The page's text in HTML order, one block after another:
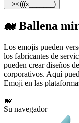
. ><(((x_______)
🐋 Ballena
Los emojis pueden
los fabricantes de
pueden crear diseños
corporativos. Aquí
Emoji en las
🐋
Su navegador